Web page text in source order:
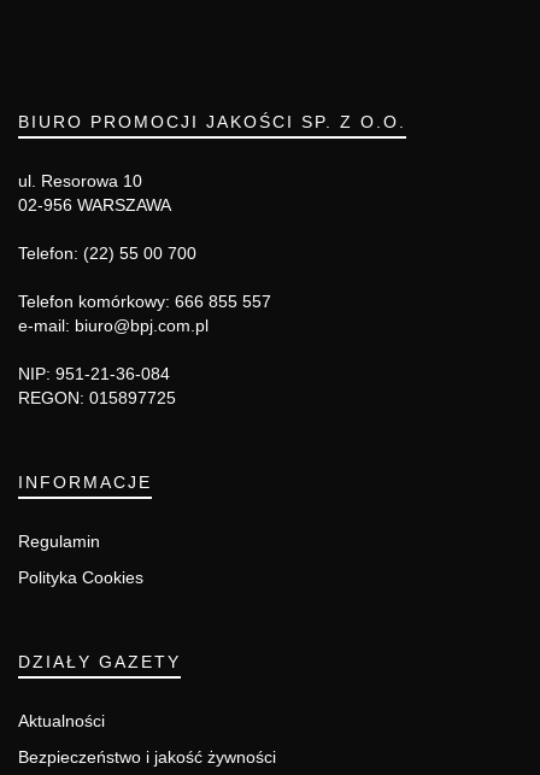
BIURO PROMOCJI JAKOŚCI SP. Z O.O.
ul. Resorowa 10
02-956 WARSZAWA
Telefon: (22) 55 00 700
Telefon komórkowy: 666 855 557
e-mail: biuro@bpj.com.pl
NIP: 951-21-36-084
REGON: 015897725
INFORMACJE
Regulamin
Polityka Cookies
DZIAŁY GAZETY
Aktualności
Bezpieczeństwo i jakość żywności